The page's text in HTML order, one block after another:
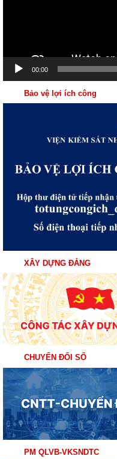
00:00
Bảo vệ lợi ích công
XÂY DỰNG ĐẢNG
CHUYỂN ĐỔI SỐ
PM QLVB-VKSNDTC